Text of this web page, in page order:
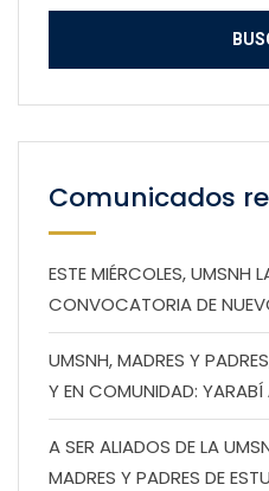
Comunicados
ESTE MIÉRCOLES, UMSNH
CONVOCATORIA DE
UMSNH, MADRES Y
Y EN COMUNIDAD: YARABÍ
A SER ALIADOS DE LA
MADRES Y PADRES DE